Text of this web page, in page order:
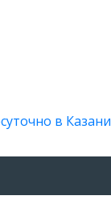
в Казани